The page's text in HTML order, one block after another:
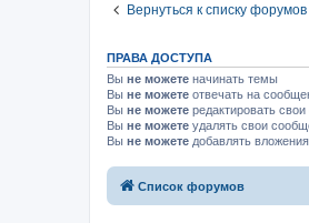
Вернуться к списку форумов
ПРАВА ДОСТУПА
Вы не можете начинать темы
Вы не можете отвечать на
Вы не можете редактировать
Вы не можете удалять свои
Вы не можете добавлять вложения
Список форумов